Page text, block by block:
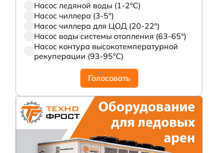
Насос ледяной воды (1-2°С)
Насос чиллера (3-5°)
Насос чиллера для ЦОД (20-22°)
Насос воды системы отопления (63-65°)
Насос контура высокотемпературной
рекуперации (93-95°С)
Голосовать